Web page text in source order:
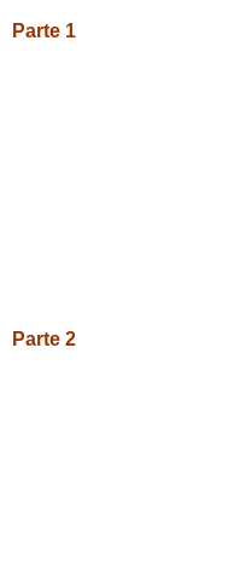
Parte 1
Parte 2